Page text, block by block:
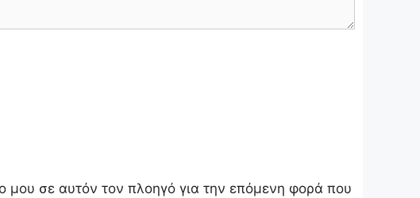
μου σε αυτόν τον πλοηγό για την επόμενη φορά που